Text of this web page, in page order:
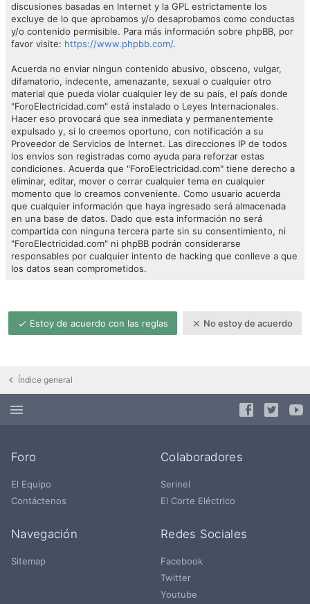
discusiones basadas en Internet y la GPL estrictamente los
excluye de lo que aprobamos y/o desaprobamos como conductas
y/o contenido permisible. Para más información sobre phpBB, por
favor visite: https://www.phpbb.com/.
Acuerda no enviar ningun contenido abusivo, obsceno, vulgar,
difamatorio, indecente, amenazante, sexual o cualquier otro
material que pueda violar cualquier ley de su país, el país donde
"ForoElectricidad.com" está instalado o Leyes Internacionales.
Hacer eso provocará que sea inmediata y permanentemente
expulsado y, si lo creemos oportuno, con notificación a su
Proveedor de Servicios de Internet. Las direcciones IP de todos
los envíos son registradas como ayuda para reforzar estas
condiciones. Acuerda que "ForoElectricidad.com" tiene derecho a
eliminar, editar, mover o cerrar cualquier tema en cualquier
momento que lo creamos conveniente. Como usuario acuerda
que cualquier información que haya ingresado será almacenada
en una base de datos. Dado que esta información no será
compartida con ninguna tercera parte sin su consentimiento, ni
"ForoElectricidad.com" ni phpBB podrán considerarse
responsables por cualquier intento de hacking que conlleve a que
los datos sean comprometidos.
Estoy de acuerdo con las reglas No estoy de acuerdo
Índice general
Foro
El Equipo
Contáctenos
Colaboradores
Serinel
El Corte Eléctrico
Navegación
Sitemap
Redes Sociales
Facebook
Twitter
Youtube